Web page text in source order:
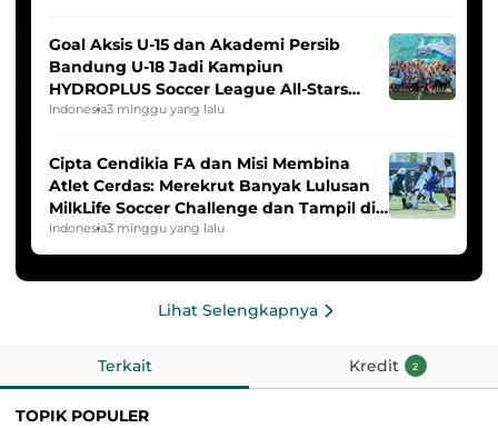
Goal Aksis U-15 dan Akademi Persib
Bandung U-18 Jadi Kampiun
HYDROPLUS Soccer League All-Stars
2025/2026
Indonesia3 minggu yang lalu
Cipta Cendikia FA dan Misi Membina
Atlet Cerdas: Merekrut Banyak Lulusan
MilkLife Soccer Challenge dan Tampil di
HYDROPLUS Soccer League
Indonesia3 minggu yang lalu
Lihat Selengkapnya
Terkait Kredit 2
TOPIK POPULER